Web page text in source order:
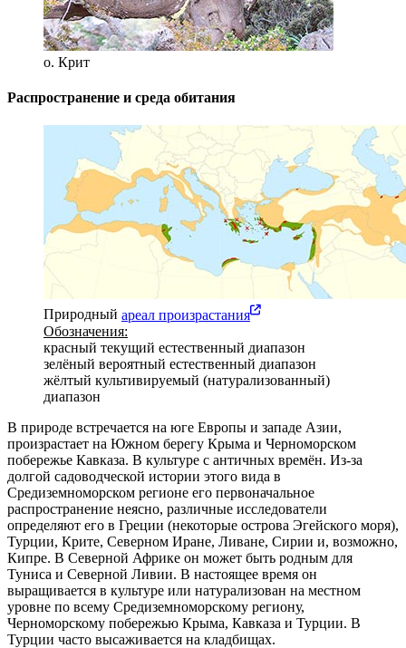
о. Крит
Распространение и среда обитания
Природный ареал произрастания
Обозначения:
красный текущий естественный диапазон
зелёный вероятный естественный диапазон
жёлтый культивируемый (натурализованный)
диапазон
В природе встречается на юге Европы и западе Азии,
произрастает на Южном берегу Крыма и Черноморском
побережье Кавказа. В культуре с античных времён. Из-за
долгой садоводческой истории этого вида в
Средиземноморском регионе его первоначальное
распространение неясно, различные исследователи
определяют его в Греции (некоторые острова Эгейского моря),
Турции, Крите, Северном Иране, Ливане, Сирии и, возможно,
Кипре. В Северной Африке он может быть родным для
Туниса и Северной Ливии. В настоящее время он
выращивается в культуре или натурализован на местном
уровне по всему Средиземноморскому региону,
Черноморскому побережью Крыма, Кавказа и Турции. В
Турции часто высаживается на кладбищах.